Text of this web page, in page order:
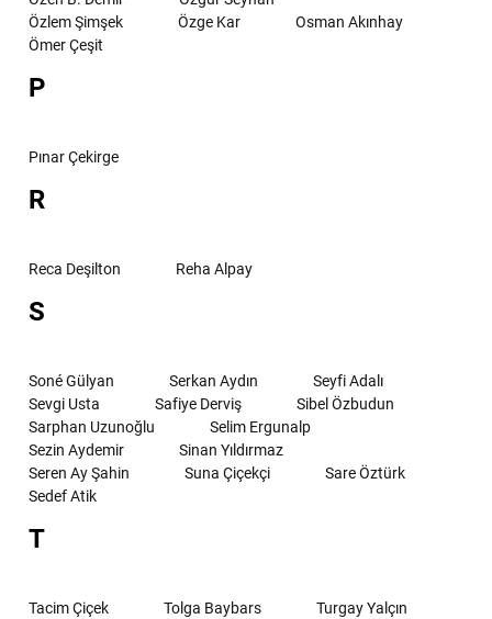
Özlem Şimşek
Özge Kar
Osman Akınhay
Ömer Çeşit
P
Pınar Çekirge
R
Reca Deşilton Reha Alpay
S
Soné Gülyan Serkan Aydın
Seyfi Adalı
Sevgi Usta
Safiye Derviş
Sibel Özbudun
Sarphan Uzunoğlu
Selim Ergunalp
Sezin Aydemir
Sinan Yıldırmaz
Seren Ay Şahin
Suna Çiçekçi
Sare Öztürk
Sedef Atik
T
Tacim Çiçek Tolga Baybars
Turgay Yalçın